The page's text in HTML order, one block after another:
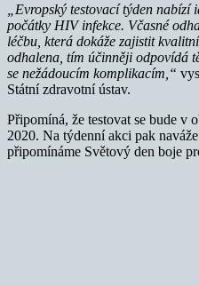
„Evropský testovací týden
počátky HIV infekce. Včasné
léčbu, která dokáže zajistit
odhalena, tím účinněji odpovídá
se nežádoucím komplikacím,“
Státní zdravotní ústav.
Připomíná, že testovat se bude v
2020. Na týdenní akci pak
připomínáme Světový den boje